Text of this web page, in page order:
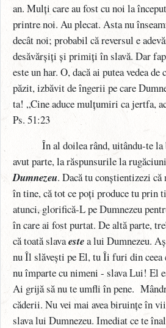
an. Mulți care au fost cu noi la
printre noi. Au plecat. Asta nu
decât noi; probabil că reversul e
desăvărșiți și primiți în slavă. Dar
este un har. O, dacă ai putea vedea
păzit, izbăvit de îngerii pe care
ta! „Cine aduce mulțumiri ca jertfa,
Ps. 51:23
În al doilea rând, uitându-te la
avut parte, la răspunsurile la
Dumnezeu. Dacă tu conștientizezi
în tine, că tot ce poți produce tu prin
atunci, glorifică-L pe Dumnezeu
în care ai fost purtat. De altă parte,
că toată slavaestea lui Dumnezeu.
nu Îl slăvești pe El, tu Îi furi din ceea
nu împarte cu nimeni - slava Lui! El
Ai grijă să nu te umfli în pene.
căderii. Nu vei mai avea biruințe în
slava lui Dumnezeu. Imediat ce te